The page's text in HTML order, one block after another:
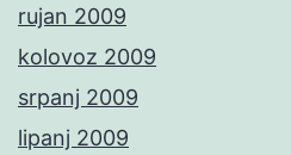
rujan 2009
kolovoz 2009
srpanj 2009
lipanj 2009